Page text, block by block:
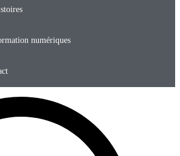
numériques